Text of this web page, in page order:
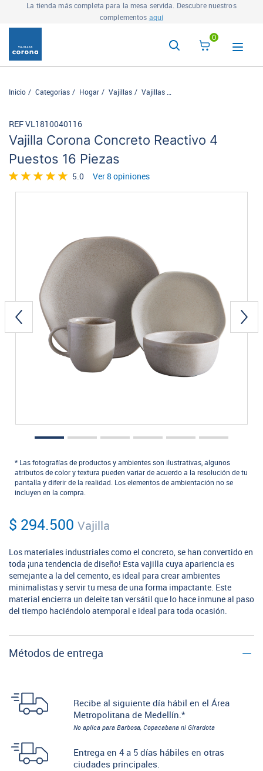
La tienda más completa para la mesa servida. Descubre nuestros
complementos aquí
0
Inicio Categorias Hogar Vajillas Vajillas
Vajilla Corona Concreto Reactivo 4
Puestos 16 Piezas
REF VL1810040116
5.0 Ver 8 opiniones
* Las fotografías de productos y ambientes son ilustrativas, algunos
atributos de color y textura pueden variar de acuerdo a la resolución de tu
pantalla y diferir de la realidad. Los elementos de ambientación no se
incluyen en la compra.
$ 294.500 Vajilla
Los materiales industriales como el concreto, se han convertido en
toda ¡una tendencia de diseño! Esta vajilla cuya apariencia es
semejante a la del cemento, es ideal para crear ambientes
minimalistas y servir tu mesa de una forma impactante. Este
material encierra un deleite tan versátil que lo hace inmune al paso
del tiempo haciéndolo atemporal e ideal para toda ocasión.
Métodos de entrega
Recibe al siguiente día hábil en el Área
Metropolitana de Medellín.*
No aplica para Barbosa, Copacabana ni Girardota
Entrega en 4 a 5 días hábiles en otras
ciudades principales.